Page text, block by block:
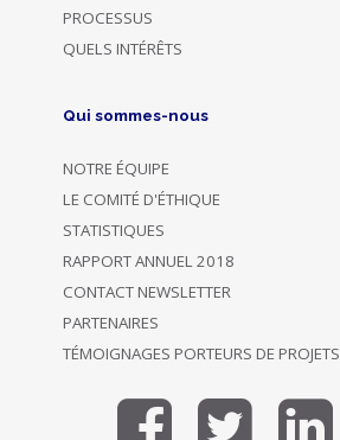
PROCESSUS
QUELS INTÉRÊTS
Qui sommes-nous
NOTRE ÉQUIPE
LE COMITÉ D'ÉTHIQUE
STATISTIQUES
RAPPORT ANNUEL 2018
CONTACT NEWSLETTER
PARTENAIRES
TÉMOIGNAGES PORTEURS DE PROJETS